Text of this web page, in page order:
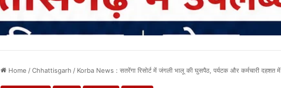
Home /Chhattisgarh / Korba News : सतरेंगा रिसोर्ट में जंगली भालू की घुसपैठ, पर्यटक और कर्मचारी दहशत में